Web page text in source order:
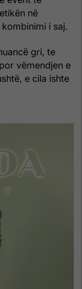
në
i saj.
gri, te
vëmendjen e
e cila ishte